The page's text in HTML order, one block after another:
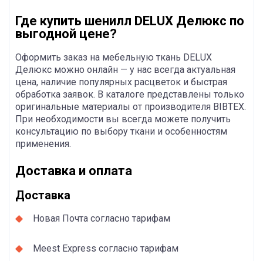
Где купить шенилл DELUX Делюкс по
выгодной цене?
Оформить заказ на мебельную ткань DELUX
Делюкс можно онлайн — у нас всегда актуальная
цена, наличие популярных расцветок и быстрая
обработка заявок. В каталоге представлены только
оригинальные материалы от производителя BIBTEX.
При необходимости вы всегда можете получить
консультацию по выбору ткани и особенностям
применения.
Доставка и оплата
Доставка
Новая Почта согласно тарифам
Meest Express согласно тарифам